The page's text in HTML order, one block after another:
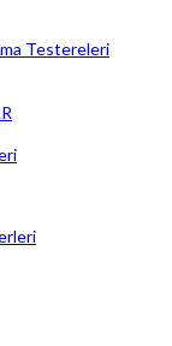
Testereleri